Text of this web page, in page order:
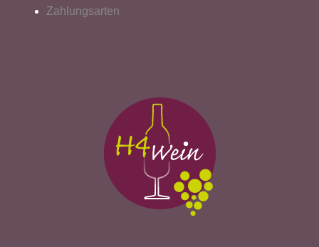
Zahlungsarten